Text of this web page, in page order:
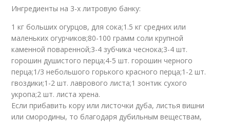
Ингредиенты на 3-х литровую банку:
1 кг больших огурцов, для сока;1.5 кг средних или
маленьких огурчиков;80-100 грамм соли крупной
каменной поваренной;3-4 зубчика чеснока;3-4 шт.
горошин душистого перца;4-5 шт. горошин черного
перца;1/3 небольшого горького красного перца;1-2 шт.
гвоздики;1-2 шт. лаврового листа;1 зонтик сухого
укропа;2 шт. листа хрена.
Если прибавить кору или листочки дуба, листья вишни
или смородины, то благодаря дубильным веществам,